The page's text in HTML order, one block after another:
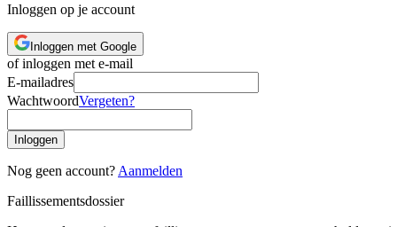
Inloggen op je account
Inloggen met Google
of inloggen met e-mail
E-mailadres
WachtwoordVergeten?
Inloggen
Nog geen account? Aanmelden
Faillissementsdossier